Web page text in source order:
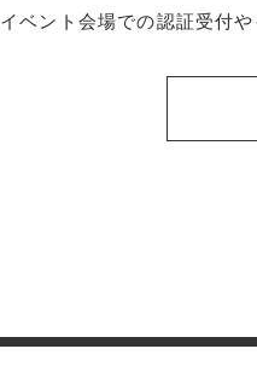
イベント会場での認証受付